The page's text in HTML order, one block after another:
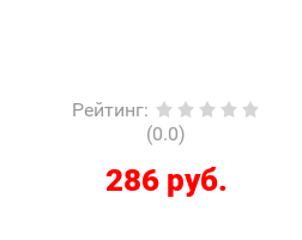
Рейтинг:
(0.0)
286 руб.